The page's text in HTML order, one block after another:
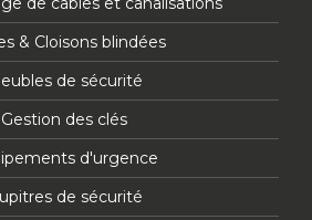
& Cloisons blindées
de sécurité
Gestion des clés
d'urgence
de sécurité